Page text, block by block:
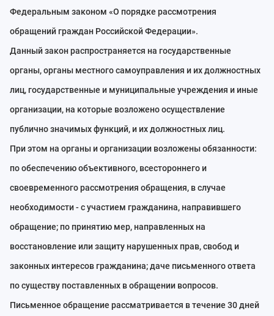
Федеральным законом «О порядке рассмотрения
обращений граждан Российской Федерации».
Данный закон распространяется на государственные
органы, органы местного самоуправления и их должностных
лиц, государственные и муниципальные учреждения и иные
организации, на которые возложено осуществление
публично значимых функций, и их должностных лиц.
При этом на органы и организации возложены обязанности:
по обеспечению объективного, всестороннего и
своевременного рассмотрения обращения, в случае
необходимости - с участием гражданина, направившего
обращение; по принятию мер, направленных на
восстановление или защиту нарушенных прав, свобод и
законных интересов гражданина; даче письменного ответа
по существу поставленных в обращении вопросов.
Письменное обращение рассматривается в течение 30 дней